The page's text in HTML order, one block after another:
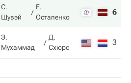
С.
Шувэй
Е.
Остапенко
6
Э.
Мухаммад
Д.
Схюрс
3